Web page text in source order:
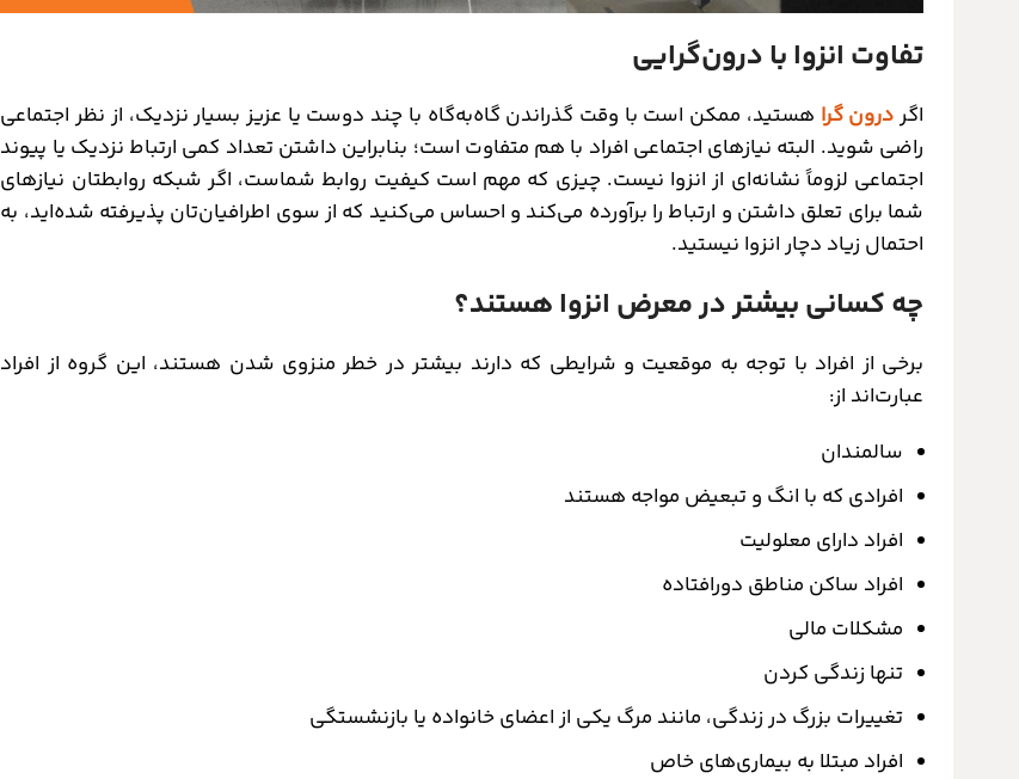
تفاوت انزوا با درون‌گرایی
اگردرون گرا هستید، ممکن است با وقت گذراندن گاه‌به‌گاه با چند دوست یا عزیز بسیار نزدیک، از نظر اجتماعی
راضی شوید. البته نیازهای اجتماعی افراد با هم متفاوت است؛ بنابراین داشتن تعداد کمی ارتباط نزدیک یا پیوند
اجتماعی لزوماً نشانه‌ای از انزوا نیست. چیزی که مهم است کیفیت روابط شماست، اگر شبکه روابطتان نیازهای
شما برای تعلق داشتن و ارتباط را برآورده می‌کند و احساس می‌کنید که از سوی اطرافیان‌تان پذیرفته شده‌اید، به
احتمال زیاد دچار انزوا نیستید.
چه کسانی بیشتر در معرض انزوا هستند؟
برخی از افراد با توجه به موقعیت و شرایطی که دارند بیشتر در خطر منزوی شدن هستند، این گروه از افراد
عبارت‌اند از:
سالمندان
افرادی که با انگ و تبعیض مواجه هستند
افراد دارای معلولیت
افراد ساکن مناطق دورافتاده
مشکلات مالی
تنها زندگی کردن
تغییرات بزرگ در زندگی، مانند مرگ یکی از اعضای خانواده یا بازنشستگی
افراد مبتلا به بیماری‌های خاص